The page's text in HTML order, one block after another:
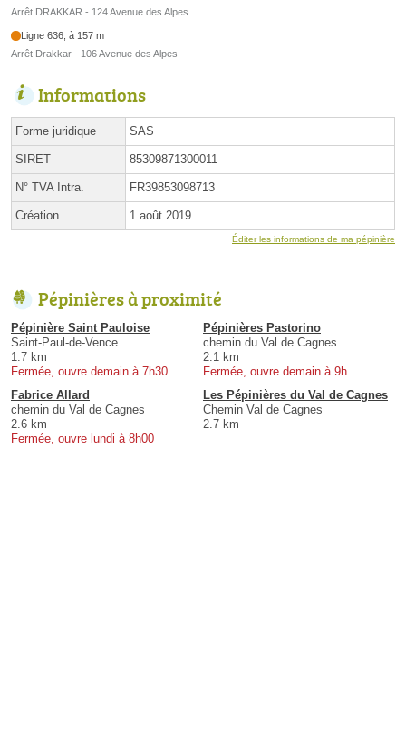
Arrêt DRAKKAR - 124 Avenue des Alpes
Ligne 636, à 157 m
Arrêt Drakkar - 106 Avenue des Alpes
Informations
Forme juridique SAS
SIRET 85309871300011
N° TVA Intra. FR39853098713
Création 1 août 2019
Éditer les informations de ma pépinière
Pépinières à proximité
Pépinière Saint Pauloise
Saint-Paul-de-Vence
1.7 km
Fermée, ouvre demain à 7h30
Pépinières Pastorino
chemin du Val de Cagnes
2.1 km
Fermée, ouvre demain à 9h
Fabrice Allard
chemin du Val de Cagnes
2.6 km
Fermée, ouvre lundi à 8h00
Les Pépinières du Val de Cagnes
Chemin Val de Cagnes
2.7 km